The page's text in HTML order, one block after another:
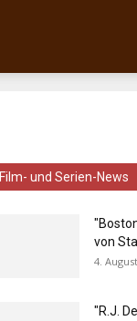
Film- und Serien-News
von
4.
"R.J.